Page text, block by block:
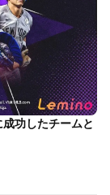
功したチームと